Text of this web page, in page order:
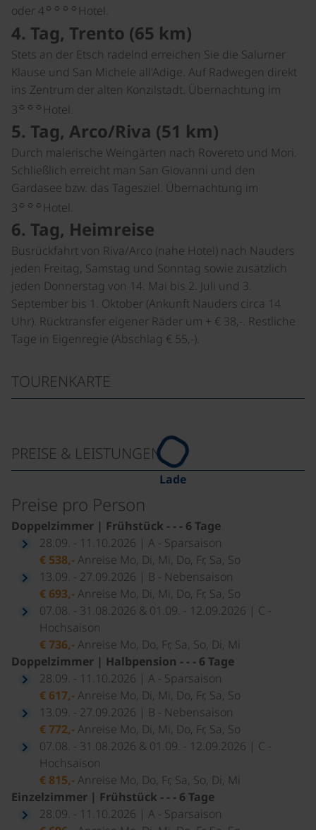
oder 4☼☼☼☼ Hotel.
4. Tag, Trento (65 km)
Stets an der Etsch radelnd erreichen Sie die Salurner
Klause und San Michele all'Adige. Auf Radwegen direkt
ins Zentrum der alten Konzilstadt. Übernachtung im
3☼☼☼ Hotel.
5. Tag, Arco/Riva (51 km)
Durch malerische Weingärten nach Rovereto und Mori.
Schließlich erreicht man San Giovanni und den
Gardasee bzw. das Tagesziel. Übernachtung im
3☼☼☼ Hotel.
6. Tag, Heimreise
Busrückfahrt von Riva/Arco (nahe Hotel) nach Nauders
jeden Freitag, Samstag und Sonntag sowie zusätzlich
jeden Donnerstag von 14. Mai bis 2. Juli und 3.
September bis 1. Oktober (Ankunft Nauders circa 14
Uhr). Rücktransfer eigener Räder um + € 38,-. Restliche
Tage in Eigenregie (Abschlag € 55,-).
TOURENKARTE
Lade
PREISE & LEISTUNGEN
Preise pro Person
Doppelzimmer | Frühstück - - - 6 Tage
28.09. - 11.10.2026 | A - Sparsaison
€ 538,-Anreise Mo, Di, Mi, Do, Fr, Sa, So
13.09. - 27.09.2026 | B - Nebensaison
€ 693,-Anreise Mo, Di, Mi, Do, Fr, Sa, So
07.08. - 31.08.2026 & 01.09. - 12.09.2026 | C -
Hochsaison
€ 736,-Anreise Mo, Do, Fr, Sa, So, Di, Mi
Doppelzimmer | Halbpension - - - 6 Tage
28.09. - 11.10.2026 | A - Sparsaison
€ 617,-Anreise Mo, Di, Mi, Do, Fr, Sa, So
13.09. - 27.09.2026 | B - Nebensaison
€ 772,-Anreise Mo, Di, Mi, Do, Fr, Sa, So
07.08. - 31.08.2026 & 01.09. - 12.09.2026 | C -
Hochsaison
€ 815,-Anreise Mo, Do, Fr, Sa, So, Di, Mi
Einzelzimmer | Frühstück - - - 6 Tage
28.09. - 11.10.2026 | A - Sparsaison